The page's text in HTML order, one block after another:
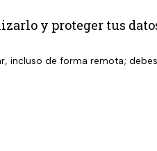
y proteger tus
incluso de forma remota;